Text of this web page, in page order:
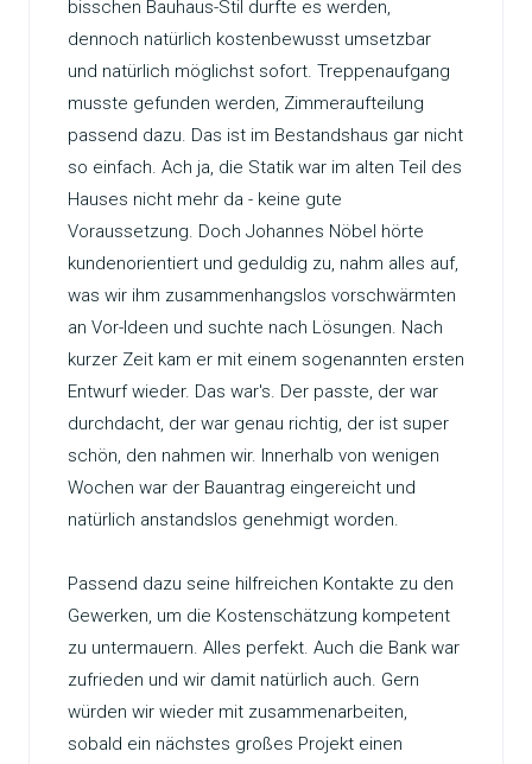
bisschen Bauhaus-Stil durfte es werden,
dennoch natürlich kostenbewusst umsetzbar
und natürlich möglichst sofort. Treppenaufgang
musste gefunden werden, Zimmeraufteilung
passend dazu. Das ist im Bestandshaus gar nicht
so einfach. Ach ja, die Statik war im alten Teil des
Hauses nicht mehr da - keine gute
Voraussetzung. Doch Johannes Nöbel hörte
kundenorientiert und geduldig zu, nahm alles auf,
was wir ihm zusammenhangslos vorschwärmten
an Vor-Ideen und suchte nach Lösungen. Nach
kurzer Zeit kam er mit einem sogenannten ersten
Entwurf wieder. Das war's. Der passte, der war
durchdacht, der war genau richtig, der ist super
schön, den nahmen wir. Innerhalb von wenigen
Wochen war der Bauantrag eingereicht und
natürlich anstandslos genehmigt worden.
Passend dazu seine hilfreichen Kontakte zu den
Gewerken, um die Kostenschätzung kompetent
zu untermauern. Alles perfekt. Auch die Bank war
zufrieden und wir damit natürlich auch. Gern
würden wir wieder mit zusammenarbeiten,
sobald ein nächstes großes Projekt einen